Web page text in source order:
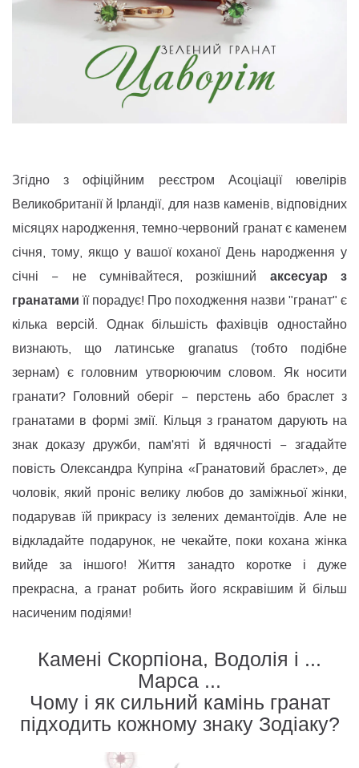
Згідно з офіційним реєстром Асоціації ювелірів
Великобританії й Ірландії, для назв каменів, відповідних
місяцях народження, темно-червоний гранат є каменем
січня, тому, якщо у вашої коханої День народження у
січні − не сумнівайтеся, розкішний аксесуар з
гранатами її порадує! Про походження назви "гранат" є
кілька версій. Однак більшість фахівців одностайно
визнають, що латинське granatus (тобто подібне
зернам) є головним утворюючим словом. Як носити
гранати? Головний оберіг − перстень або браслет з
гранатами в формі змії. Кільця з гранатом дарують на
знак доказу дружби, пам'яті й вдячності − згадайте
повість Олександра Купріна «Гранатовий браслет», де
чоловік, який проніс велику любов до заміжньої жінки,
подарував їй прикрасу із зелених демантоїдів. Але не
відкладайте подарунок, не чекайте, поки кохана жінка
вийде за іншого! Життя занадто коротке і дуже
прекрасна, а гранат робить його яскравішим й більш
насиченим подіями!
Камені Скорпіона, Водолія і ...
Марса ...
Чому і як сильний камінь гранат
підходить кожному знаку Зодіаку?